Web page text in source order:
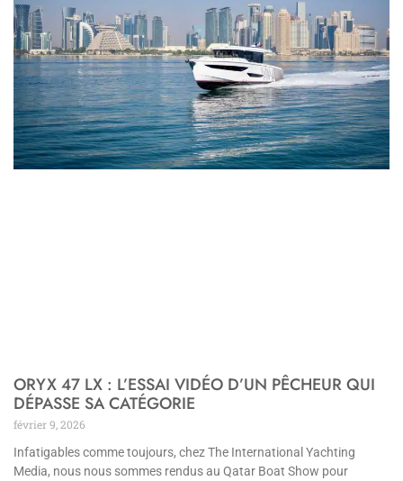
ORYX 47 LX : L’ESSAI VIDÉO D’UN PÊCHEUR QUI
DÉPASSE SA CATÉGORIE
février 9, 2026
Infatigables comme toujours, chez The International Yachting
Media, nous nous sommes rendus au Qatar Boat Show pour